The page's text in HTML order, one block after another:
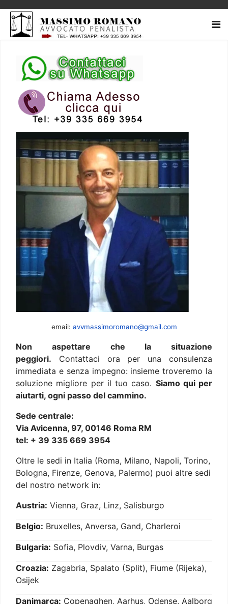
email: avvmassimoromano@gmail.com
Non aspettare che la situazione
peggiori. Contattaci ora per una consulenza
immediata e senza impegno: insieme troveremo la
soluzione migliore per il tuo caso. Siamo qui per
aiutarti, ogni passo del cammino.
Sede centrale:
Via Avicenna, 97, 00146 Roma RM
tel: + 39 335 669 3954
Oltre le sedi in Italia (Roma, Milano, Napoli, Torino,
Bologna, Firenze, Genova, Palermo) puoi altre sedi
del nostro network in:
Austria: Vienna, Graz, Linz, Salisburgo
Belgio: Bruxelles, Anversa, Gand, Charleroi
Bulgaria: Sofia, Plovdiv, Varna, Burgas
Croazia: Zagabria, Spalato (Split), Fiume (Rijeka),
Osijek
Danimarca: Copenaghen, Aarhus, Odense, Aalborg